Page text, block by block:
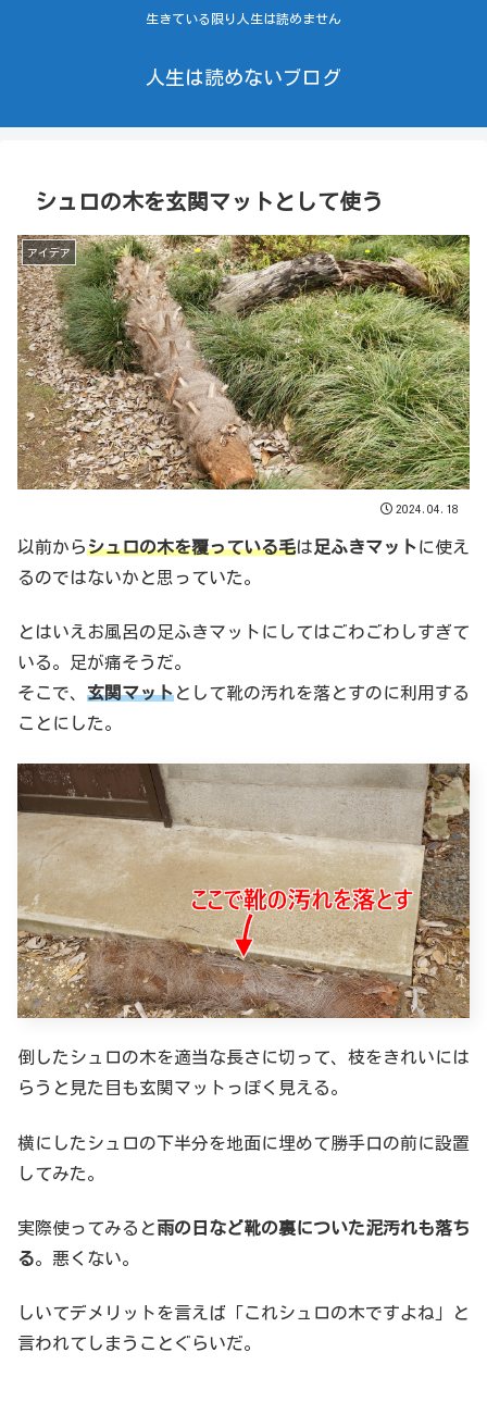
生きている限り人生は読めません
人生は読めないブログ
シュロの木を玄関マットとして使う
アイデア
2024.04.18
以前からシュロの木を覆っている毛は足ふきマットに使え
るのではないかと思っていた。
とはいえお風呂の足ふきマットにしてはごわごわしすぎて
いる。足が痛そうだ。
そこで、 玄関マットとして靴の汚れを落とすのに利用する
ことにした。
倒したシュロの木を適当な長さに切って、枝をきれいには
らうと見た目も玄関マットっぽく見える。
横にしたシュロの下半分を地面に埋めて勝手口の前に設置
してみた。
実際使ってみると雨の日など靴の裏についた泥汚れも落ち
る。悪くない。
しいてデメリットを言えば「これシュロの木ですよね」と
言われてしまうことぐらいだ。